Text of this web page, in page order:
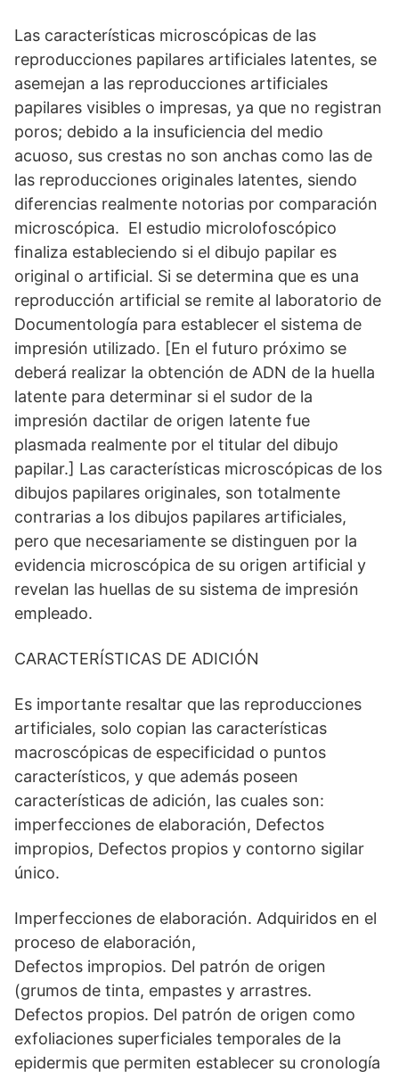
Las características microscópicas de las
reproducciones papilares artificiales latentes, se
asemejan a las reproducciones artificiales
papilares visibles o impresas, ya que no registran
poros; debido a la insuficiencia del medio
acuoso, sus crestas no son anchas como las de
las reproducciones originales latentes, siendo
diferencias realmente notorias por comparación
microscópica. El estudio microlofoscópico
finaliza estableciendo si el dibujo papilar es
original o artificial. Si se determina que es una
reproducción artificial se remite al laboratorio de
Documentología para establecer el sistema de
impresión utilizado. [En el futuro próximo se
deberá realizar la obtención de ADN de la huella
latente para determinar si el sudor de la
impresión dactilar de origen latente fue
plasmada realmente por el titular del dibujo
papilar.] Las características microscópicas de los
dibujos papilares originales, son totalmente
contrarias a los dibujos papilares artificiales,
pero que necesariamente se distinguen por la
evidencia microscópica de su origen artificial y
revelan las huellas de su sistema de impresión
empleado.
CARACTERÍSTICAS DE ADICIÓN
Es importante resaltar que las reproducciones
artificiales, solo copian las características
macroscópicas de especificidad o puntos
característicos, y que además poseen
características de adición, las cuales son:
imperfecciones de elaboración, Defectos
impropios, Defectos propios y contorno sigilar
único.
Imperfecciones de elaboración. Adquiridos en el
proceso de elaboración,
Defectos impropios. Del patrón de origen
(grumos de tinta, empastes y arrastres.
Defectos propios. Del patrón de origen como
exfoliaciones superficiales temporales de la
epidermis que permiten establecer su cronología